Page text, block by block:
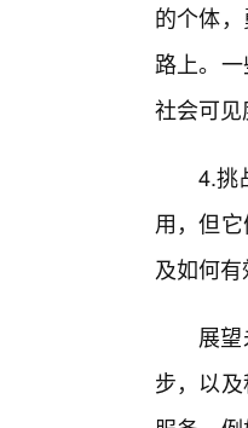
的个体
路上。
社会可见
4.挑
用，但
及如何
展
步，以